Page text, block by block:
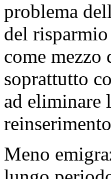
problema
del
come
soprattutto
ad eliminare
Meno